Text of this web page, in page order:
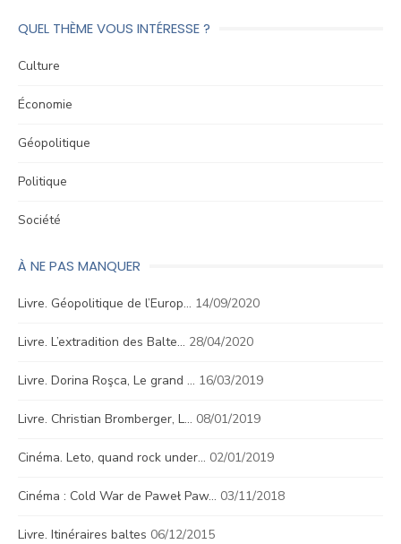
QUEL THÈME VOUS INTÉRESSE ?
Culture
Économie
Géopolitique
Politique
Société
À NE PAS MANQUER
Livre. Géopolitique de l’Europ… 14/09/2020
Livre. L’extradition des Balte… 28/04/2020
Livre. Dorina Roşca, Le grand … 16/03/2019
Livre. Christian Bromberger, L… 08/01/2019
Cinéma. Leto, quand rock under… 02/01/2019
Cinéma : Cold War de Paweł Paw… 03/11/2018
Livre. Itinéraires baltes 06/12/2015